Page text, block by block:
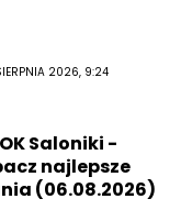
2026, 9:24
Saloniki -
najlepsze
(06.08.2026)